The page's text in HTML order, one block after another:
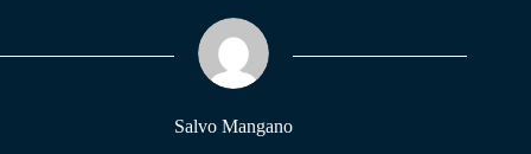
pp m
Salvo Mangano